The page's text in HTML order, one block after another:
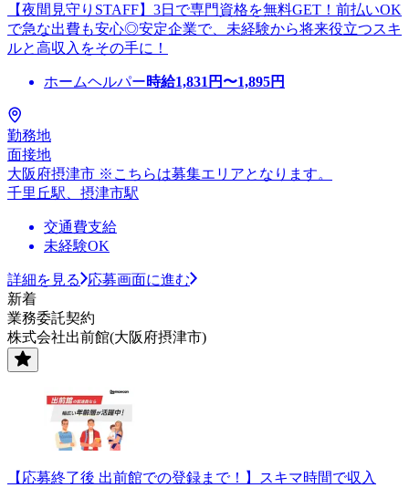
【夜間見守りSTAFF】3日で専門資格を無料GET！前払いOK
で急な出費も安心◎安定企業で、未経験から将来役立つスキ
ルと高収入をその手に！
ホームヘルパー時給1,831 円〜1,895円
勤務地
面接地
大阪府摂津市 ※こちらは募集エリアとなります。
千里丘駅、摂津市駅
交通費支給
未経験OK
詳細を見る
応募画面に進む
新着
業務委託契約
株式会社出前館(大阪府摂津市)
【応募終了後 出前館での登録まで！】スキマ時間で収入